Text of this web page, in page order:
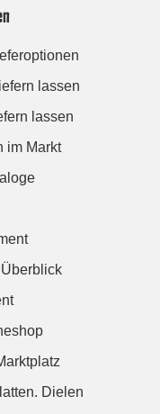
lassen
lassen
im Markt
Dielen